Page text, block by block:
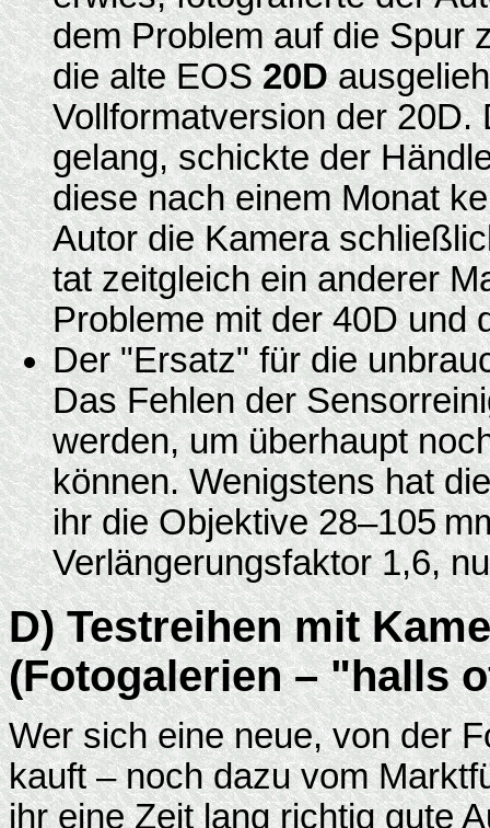
dem Problem auf die Spur
die alte EOS20D
Vollformatversion der
gelang, schickte der
diese nach einem Monat
Autor die Kamera
tat zeitgleich ein anderer
Probleme mit der 40D und
Der "Ersatz" für die
Das Fehlen der
werden, um überhaupt
können. Wenigstens hat
ihr die Objektive 28–105
Verlängerungsfaktor 1,6,
D) Testreihen mit
(Fotogalerien – "halls
Wer sich eine neue, von der
kauft – noch dazu vom
ihr eine Zeit lang richtig gute